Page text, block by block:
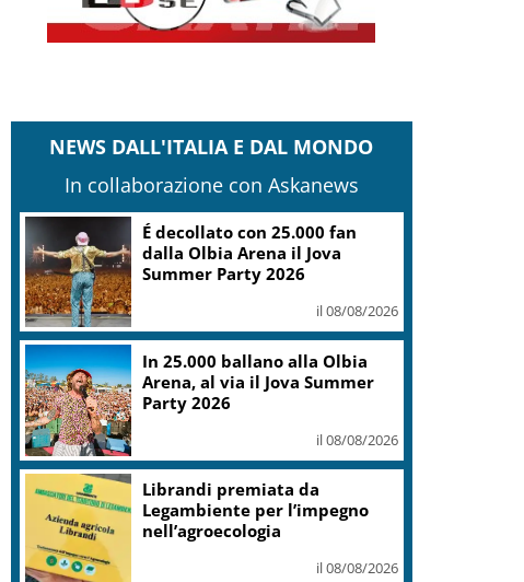
NEWS DALL'ITALIA E DAL MONDO
In collaborazione con Askanews
É decollato con 25.000 fan
dalla Olbia Arena il Jova
Summer Party 2026
il 08/08/2026
In 25.000 ballano alla Olbia
Arena, al via il Jova Summer
Party 2026
il 08/08/2026
Librandi premiata da
Legambiente per l’impegno
nell’agroecologia
il 08/08/2026